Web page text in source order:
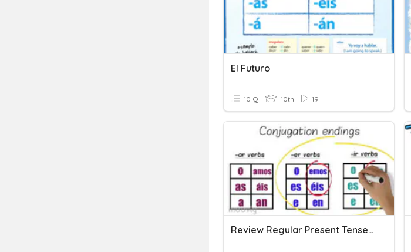
El Futuro
10 Q 10th 19
Review Regular Present Tense Verb Conjugation